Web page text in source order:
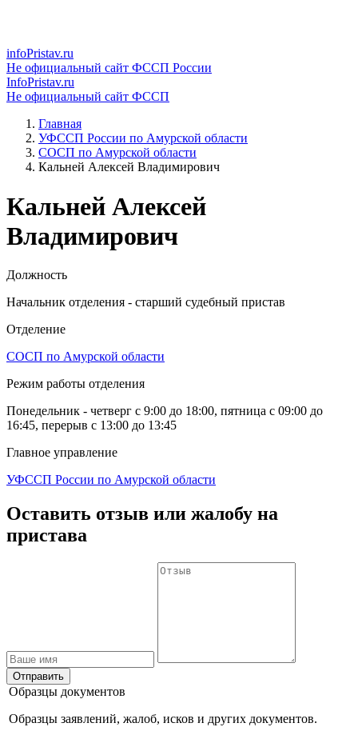
infoPristav.ru
Не официальный сайт ФССП России
InfoPristav.ru
Не официальный сайт ФССП
Главная
УФССП России по Амурской области
СОСП по Амурской области
Кальней Алексей Владимирович
Кальней Алексей
Владимирович
Должность
Начальник отделения - старший судебный пристав
Отделение
СОСП по Амурской области
Режим работы отделения
Понедельник - четверг с 9:00 до 18:00, пятница с 09:00 до
16:45, перерыв с 13:00 до 13:45
Главное управление
УФССП России по Амурской области
Оставить отзыв или жалобу на
пристава
Отправить
Образцы документов
Образцы заявлений, жалоб, исков и других документов.